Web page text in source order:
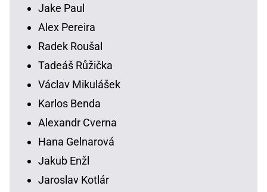
Jake Paul
Alex Pereira
Radek Roušal
Tadeáš Růžička
Václav Mikulášek
Karlos Benda
Alexandr Cverna
Hana Gelnarová
Jakub Enžl
Jaroslav Kotlár